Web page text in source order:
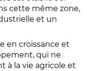
cette même zone,
et un
en croissance et
qui ne
à la vie agricole et